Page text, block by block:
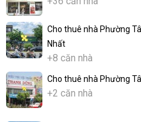
Cho thuê nhà Phường
Nhất
+8 căn nhà
Cho thuê nhà Phường
+2 căn nhà